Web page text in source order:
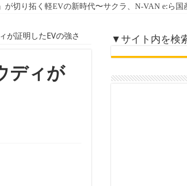
切り拓く軽EVの新時代〜サクラ、N-VAN e:ら国
ポートが証明した圧倒的な環境性能とバッテリー
が証明したEVの強さ
ディが
▼サイト内を検